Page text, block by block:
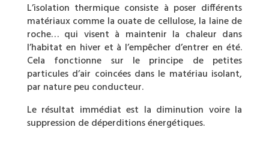
L’isolation thermique consiste à poser différents
matériaux comme la ouate de cellulose, la laine de
roche… qui visent à maintenir la chaleur dans
l’habitat en hiver et à l’empêcher d’entrer en été.
Cela fonctionne sur le principe de petites
particules d’air coincées dans le matériau isolant,
par nature peu conducteur.
Le résultat immédiat est la diminution voire la
suppression de déperditions énergétiques.